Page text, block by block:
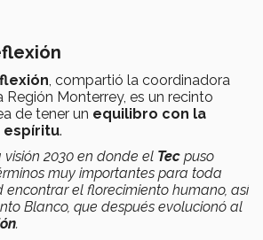
, compartió la coordinadora
Región Monterrey, es un recinto
de tener un equilibro con la
espíritu.
visión 2030 en donde el Tec puso
muy importantes para toda
el florecimiento humano, así
Blanco, que después evolucionó al
.